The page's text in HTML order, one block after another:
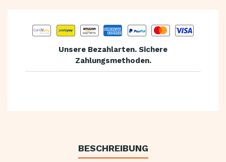
Unsere Bezahlarten. Sichere
Zahlungsmethoden.
BESCHREIBUNG